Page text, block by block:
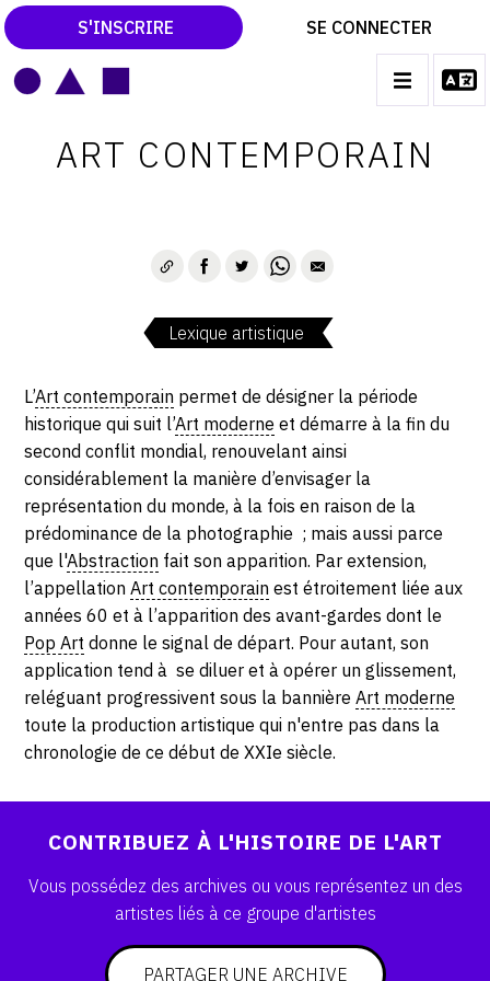
S'INSCRIRE SE CONNECTER
navigation
CATALOGUES RAISONNÉS
LES VERNISSAGES
ACTUALITÉS DU MONDE DE L'ART
LEXIQUE ARTISTIQUE
SERVICES
CRÉER SON CATALOGUE RAISONNÉ
ABONNEMENTS DÉDIÉS AUX GALERISTES
CRÉER SON SITE ARTISTE
CRÉER SON CATALOGUE D'EXPO
PUBLIER SES EXPOSITIONS
L'ÉQUIPE OAM
À PROPOS D'OAM
ART CONTEMPORAIN
Lexique artistique
L’Art contemporain permet de désigner la période
historique qui suit l’Art moderne et démarre à la fin du
second conflit mondial, renouvelant ainsi
considérablement la manière d’envisager la
représentation du monde, à la fois en raison de la
prédominance de la photographie ; mais aussi parce
que l'Abstraction fait son apparition. Par extension,
l’appellationArt contemporain est étroitement liée aux
années 60 et à l’apparition des avant-gardes dont le
Pop Art donne le signal de départ. Pour autant, son
application tend à se diluer et à opérer un glissement,
reléguant progressivent sous la bannièreArt moderne
toute la production artistique qui n'entre pas dans la
chronologie de ce début de XXIe siècle.
CONTRIBUEZ À L'HISTOIRE DE L'ART
Vous possédez des archives ou vous représentez un des
artistes liés à ce groupe d'artistes
PARTAGER UNE ARCHIVE